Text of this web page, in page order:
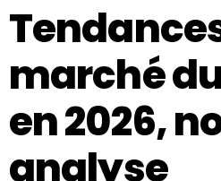
marché
en 2026,
analyse